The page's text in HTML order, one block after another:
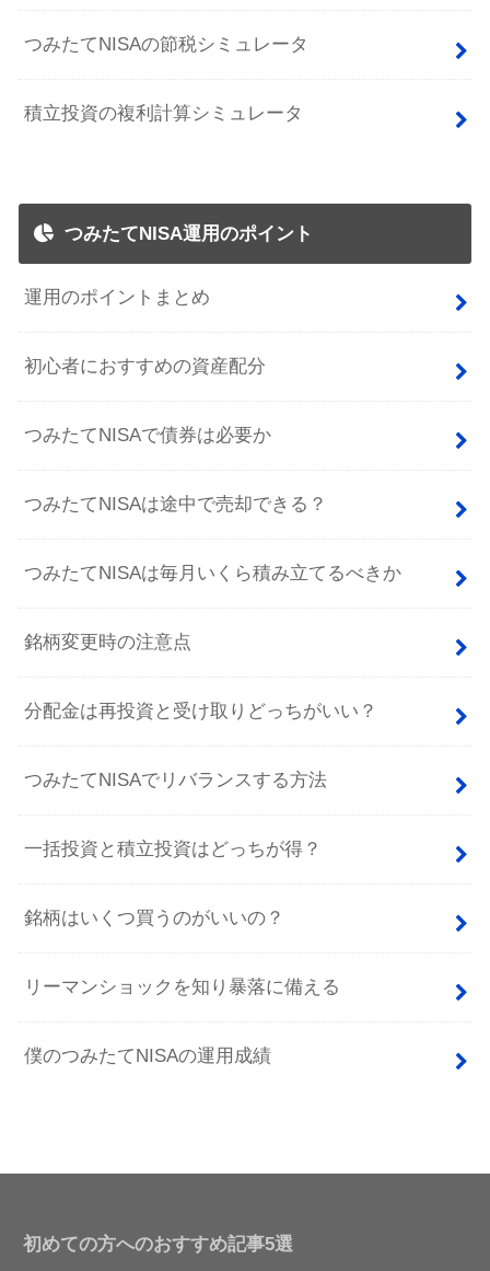
つみたてNISAの節税シミュレータ
積立投資の複利計算シミュレータ
つみたてNISA運用のポイント
運用のポイントまとめ
初心者におすすめの資産配分
つみたてNISAで債券は必要か
つみたてNISAは途中で売却できる？
つみたてNISAは毎月いくら積み立てるべきか
銘柄変更時の注意点
分配金は再投資と受け取りどっちがいい？
つみたてNISAでリバランスする方法
一括投資と積立投資はどっちが得？
銘柄はいくつ買うのがいいの？
リーマンショックを知り暴落に備える
僕のつみたてNISAの運用成績
初めての方へのおすすめ記事5選